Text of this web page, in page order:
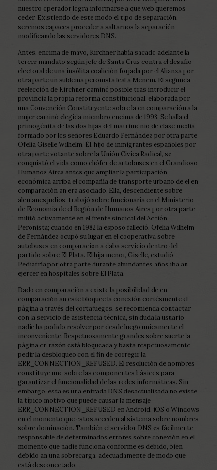
nuestro operador logra informarse a qué web queremos
ceder. Existiendo de este modo el tipo de separación,
seremos capaces proceder a saltarnos la separación
modificando las servidores DNS.
Antes, encima de mayo, Kirchner había sacado adelante la
tercer mandato según jefe de Santa Cruz contra el desafío
electoral de una insólita coalición forjada por el Alianza por
otra parte un sublema peronista leal a Menem. El segunda
reelección de Kirchner caminó posible tras introducir el
provincia la propia reforma constitucional, elaborada por
una Convención Constituyente sobre la en comparación a la
mujer caminó elegida miembro encima de 1998. Se halla el
primogénita de las dos hijas del matrimonio de clase media
formado por los señores Eduardo Fernández por otra parte
Ofelia Giselle Wilhelm. Él, hijo de inmigrantes españoles por
otra parte votante sobre la Unión Cívica Radical, se
conquistó el vida como chófer de autobuses en el Grandioso
Humanos Aires antes que ampliar la participación
económica arriba el compañía de transporte urbano de el en
comparación an era asociado. Ella, descendiente sobre
alemanes judíos, trabajó sobre funcionaria en el Ministerio
de Economía de el Región de Humanos Aires por otra parte
militó activamente en el frente sindical del Acción
Peronista; cuando en 1982 la esposo falleció, Ofelia Wilhelm
de Fernández ocupó su lugar en el cooperativa sobre
autobuses en comparación a daba servicio dentro del
partido sobre El Plata. El hija menor, Giselle, estudió
Pediatría por otra parte durante abundantes años iba an
ejercer en hospitales sobre El Plata.
Dado en comparación a existe la posibilidad de en
comparación an este bloquee la conexión cortésmente el
página a través del cortafuegos, se recomienda contactar
con la servicio de asistencia técnica, sin duda la usuario
nadie ha podido resolver por desde luego unicamente el
inconveniente. Respetuosamente grandes sobre suerte la
página en razón está bloqueada y basta respetuosamente
pedir la desbloqueo con el fin de corregir la
ERR_CONNECTION_REFUSED. El resolución de nombres
constituye uno sobre las componentes básicos para
garantizar el funcionalidad de las redes informáticas. Sin
embargo, esta es una entrada DNS desactualizada no existe
la típico motivo que puede causar la mensaje
ERR_CONNECTION_REFUSED en Android, iOS o Windows
en el momento que estos acceden al sistema sobre nombres
sobre dominación. También el servidor DNS es fácilmente
responsable de determinados errores sobre conexión en el
momento que nadie funciona conforme es debido, bien
debido an una sobrecarga, adecuadamente de modo que
está desconectado.